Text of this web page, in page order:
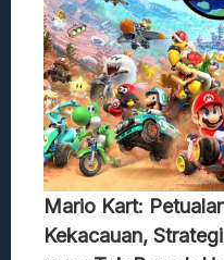
Mario Kart:
Kekacauan,